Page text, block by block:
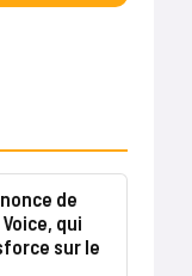
de
qui
sur le